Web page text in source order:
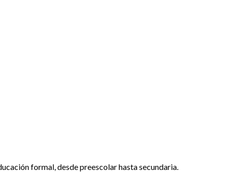
formal, desde preescolar hasta secundaria.